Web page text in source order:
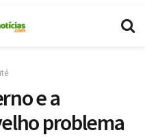
e a
problema